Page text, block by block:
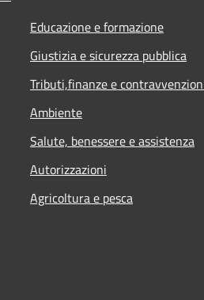
Educazione e formazione
Giustizia e sicurezza pubblica
Tributi,finanze e
Ambiente
Salute, benessere e assistenza
Autorizzazioni
Agricoltura e pesca